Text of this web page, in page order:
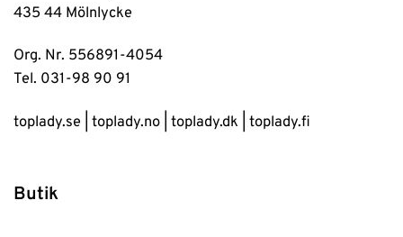
435 44 Mölnlycke
Org. Nr. 556891-4054
Tel. 031-98 90 91
toplady.se toplady.no toplady.dk toplady.fi
Butik